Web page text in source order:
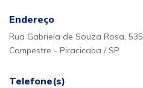
Endereço
Rua Gabriela de Souza Rosa, 535
Campestre - Piracicaba / SP
Telefone(s)